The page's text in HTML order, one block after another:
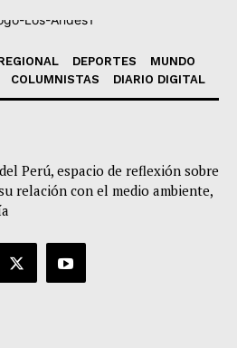
DEPORTES
MUNDO
COLUMNISTAS DIARIO DIGITAL
Perú, espacio de reflexión sobre
relación con el medio ambiente,